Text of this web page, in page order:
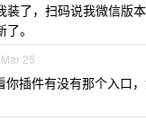
装了，扫码说我微信版
。
Mar 25
你插件有没有那个入口